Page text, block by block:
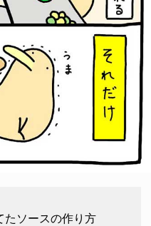
たソースの作り方